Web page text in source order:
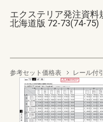
エクステリア発注資料
北海道版 72-73(74-75)
参考セット価格表 レール付